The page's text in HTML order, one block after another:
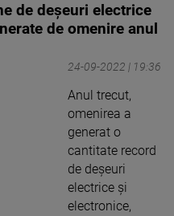
de deșeuri electrice
de omenire anul
24-09-2022 | 19:36
Anul trecut,
omenirea a
generat o
cantitate record
de deșeuri
electrice și
electronice,